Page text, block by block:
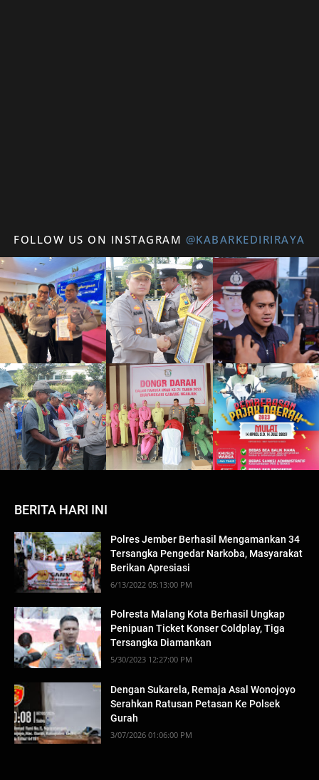
FOLLOW US ON INSTAGRAM @KABARKEDIRIRAYA
BERITA HARI INI
Polres Jember Berhasil Mengamankan 34
Tersangka Pengedar Narkoba, Masyarakat
Berikan Apresiasi
6/13/2022 05:13:00 PM
Polresta Malang Kota Berhasil Ungkap
Penipuan Ticket Konser Coldplay, Tiga
Tersangka Diamankan
5/30/2023 12:27:00 PM
Dengan Sukarela, Remaja Asal Wonojoyo
Serahkan Ratusan Petasan Ke Polsek
Gurah
3/07/2026 01:06:00 PM